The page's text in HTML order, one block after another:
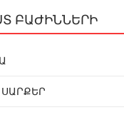
ԲԱԺԻՆՆԵՐԻ